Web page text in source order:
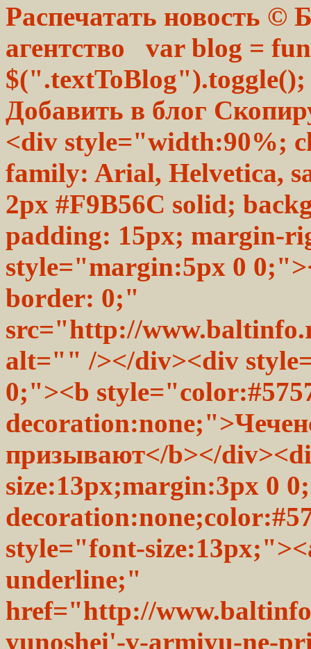
Распечатать новость ©
агентство var blog =
Добавить в блог
<div style="width:90%;
family: Arial, Helvetica,
2px #F9B56C solid;
padding: 15px; margin-
style="margin:5px 0
border: 0;"
src="http://
alt="" /></div><div
0;"><b
призывают</b></
size:13px;margin:3px 0
style="font-
underline;"
href="http://
yunoshei'-v-armiyu-ne-